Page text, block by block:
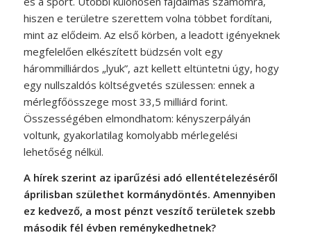
hiszen e területre szerettem volna többet fordítani,
mint az elődeim. Az első körben, a leadott igényeknek
megfelelően elkészített büdzsén volt egy
hárommilliárdos „lyuk”, azt kellett eltüntetni úgy, hogy
egy nullszaldós költségvetés szülessen: ennek a
mérlegfőösszege most 33,5 milliárd forint.
Összességében elmondhatom: kényszerpályán
voltunk, gyakorlatilag komolyabb mérlegelési
lehetőség nélkül.
A hírek szerint az iparűzési adó ellentételezéséről
áprilisban születhet kormánydöntés. Amennyiben
ez kedvező, a most pénzt veszítő területek szebb
második fél évben reménykedhetnek?